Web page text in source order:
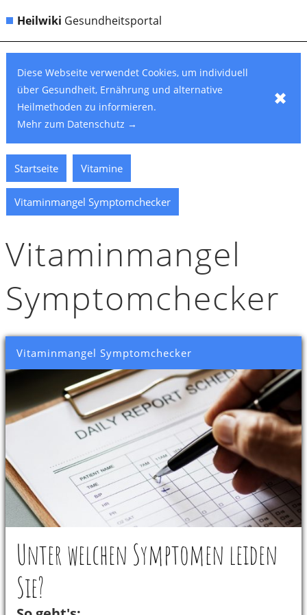
Heilwiki Gesundheitsportal
Diese Webseite verwendet Cookies, um individuell
über Gesundheit, Ernährung und alternative
Heilmethoden zu informieren.
Mehr zum Datenschutz →
✖
Startseite Vitamine
Vitaminmangel Symptomchecker
Vitamin­mangel
Symptom­checker
Vitaminmangel Symptomchecker
Unter welchen Symptomen leiden
Sie?